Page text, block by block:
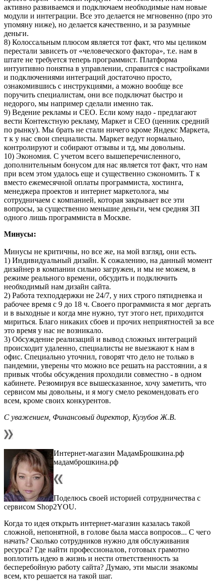
активно развиваемся и подключаем необходимые нам новые
модули и интеграции. Все это делается не мгновенно (про это
упомяну ниже), но делается качественно, и за разумные
деньги.
8) Колоссальным плюсом является тот факт, что мы целиком
перестали зависеть от «человеческого фактора», т.е. нам в
штате не требуется теперь программист. Платформа
интуитивно понятна в управлении, справится с настройками
и подключениями интеграций достаточно просто,
ознакомившись с инструкциями, а можно вообще все
поручить специалистам, они все подключат быстро и
недорого, мы например сделали именно так.
9) Ведение рекламы и СЕО. Если кому надо - предлагают
вести Контекстную рекламу, Маркет и СЕО (ценник средний
по рынку). Мы брать не стали ничего кроме Яндекс Маркета,
т к у нас свои специалисты. Маркет ведут нормально,
контролируют и собирают отзывы и тд, мы довольны.
10) Экономия. С учетом всего вышеперечисленного,
дополнительным бонусом для нас является тот факт, что нам
при всем этом удалось еще и существенно сэкономить. Т к
вместо ежемесячной оплаты программиста, хостинга,
менеджера проектов и интернет маркетолога, мы
сотрудничаем с компанией, которая закрывает все эти
вопросы, за существенно меньшие деньги, чем средняя ЗП
одного лишь программиста в Москве.
Минусы:
Минусы не критичны, но все же, на мой взгляд, они есть.
1) Индивидуальный дизайн. К сожалению, на данный момент
дизайнер в компании сильно загружен, и мы не можем, в
режиме реального времени, обсудить и подключить
необходимый нам дизайн сайта.
2) Работа техподдержки не 24/7, у них строго пятидневка и
рабочее время с 9 до 18 ч. Своего программиста я мог дергать
и в выходные и когда мне нужно, тут этого нет, приходится
мириться. Благо никаких сбоев и прочих неприятностей за все
это время у нас не возникало.
3) Обсуждение реализаций и вывод сложных интеграций
происходит удаленно, специалисты не выезжают к нам в
офис. Специально уточнил, говорят что дело не только в
пандемии, уверены что можно все решать на расстоянии, а я
привык чтобы обсуждения проходили совместно - в одном
кабинете. Резюмируя все вышесказанное, хочу заметить, что
сервисом мы довольны, и я могу смело рекомендовать его
всем, кроме своих конкурентов.
С уважением, Финансовый директор, Кузубов Ж.В.
Интернет-магазин МадамБрошкина.рф
мадамброшкина.рф
Поделюсь своей историей сотрудничества с
сервисом Shop2YOU.
Когда то идея открыть интернет-магазин казалась такой
сложной, непонятной, в голове была масса вопросов... С чего
начать? Сколько сотрудников нужно для обслуживания
ресурса? Где найти профессионалов, готовых грамотно
воплотить идею в жизнь и нести ответственность за
бесперебойную работу сайта? Думаю, эти мысли знакомы
всем, кто решается на такой шаг.